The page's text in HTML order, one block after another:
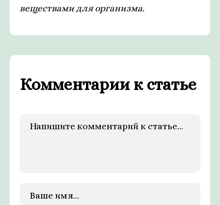
веществами для организма.
Комментарии к статье